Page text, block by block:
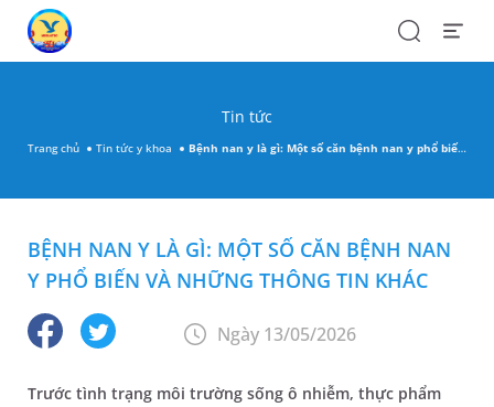
SearchOpen
Tin tức
Trang chủ Tin tức y khoa Bệnh nan y là gì: Một số căn bệnh nan y phổ biến và những thông tin khác
BỆNH NAN Y LÀ GÌ: MỘT SỐ CĂN BỆNH NAN
Y PHỔ BIẾN VÀ NHỮNG THÔNG TIN KHÁC
Ngày 13/05/2026
Trước tình trạng môi trường sống ô nhiễm, thực phẩm